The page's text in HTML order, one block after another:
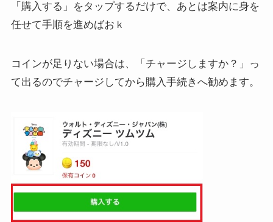
「購入する」をタップするだけで、あとは案内に身を
任せて手順を進めばおｋ
コインが足りない場合は、「チャージしますか？」っ
て出るのでチャージしてから購入手続きへ勧めます。